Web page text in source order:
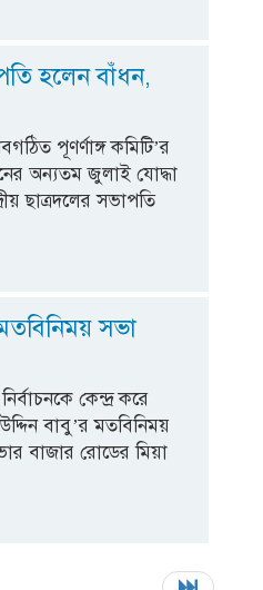
হলেন বাঁধন,
পূণর্ণাঙ্গ কমিটি’র
অন্যতম জুলাই যোদ্ধা
ছাত্রদলের সভাপতি
মতবিনিময় সভা
কেন্দ্র করে
বাবু’র মতবিনিময়
বাজার রোডের মিয়া